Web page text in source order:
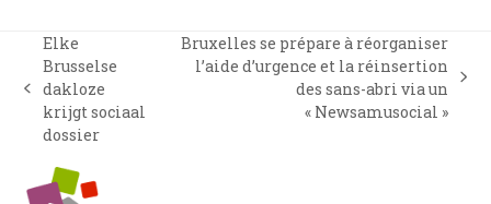
previous
post:
Elke
Brusselse
dakloze
krijgt sociaal
dossier
Bruxelles se prépare à réorganiser
l’aide d’urgence et la réinsertion
des sans-abri via un
« Newsamusocial »